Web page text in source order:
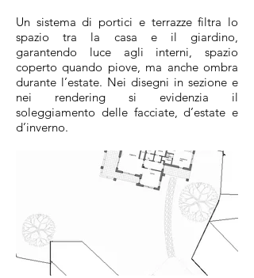
Un sistema di portici e terrazze filtra lo
spazio tra la casa e il giardino,
garantendo luce agli interni, spazio
coperto quando piove, ma anche ombra
durante l’estate. Nei disegni in sezione e
nei rendering si evidenzia il
soleggiamento delle facciate, d’estate e
d’inverno.